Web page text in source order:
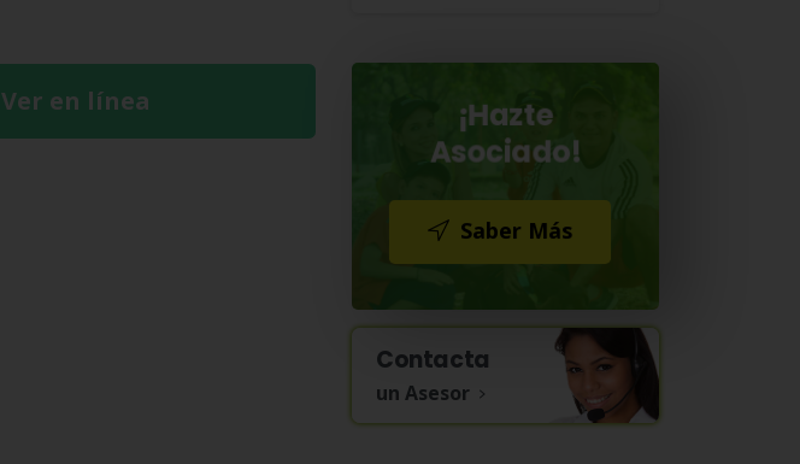
Ver en línea
¡Hazte
Asociado!
Saber Más
Contacta
un Asesor